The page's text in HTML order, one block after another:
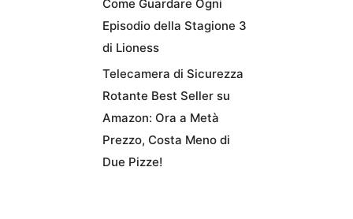
Come Guardare Ogni
Episodio della Stagione 3
di Lioness
Telecamera di Sicurezza
Rotante Best Seller su
Amazon: Ora a Metà
Prezzo, Costa Meno di
Due Pizze!